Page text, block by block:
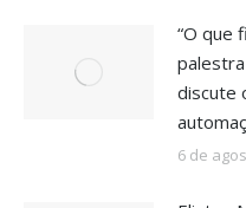
“O que
discute
6 de